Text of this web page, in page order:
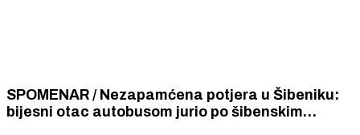
SPOMENAR / Nezapamćena potjera u Šibeniku:
bijesni otac autobusom jurio po šibenskim